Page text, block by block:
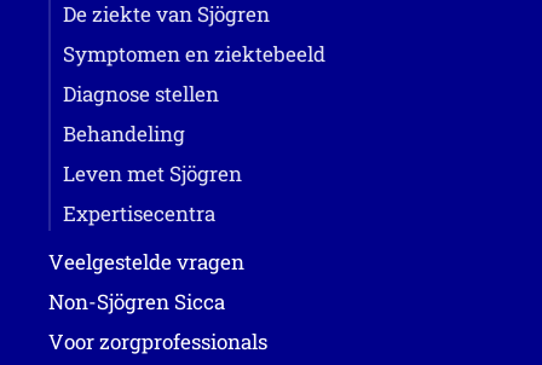
De ziekte van Sjögren
Symptomen en ziektebeeld
Diagnose stellen
Behandeling
Leven met Sjögren
Expertisecentra
Veelgestelde vragen
Non-Sjögren Sicca
Voor zorgprofessionals